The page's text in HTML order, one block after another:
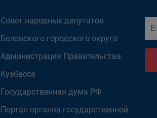
Совет народных депутатов
Беловского городского округа
Администрация Правительства
Кузбасса
Государственная дума РФ
Портал органов государственной